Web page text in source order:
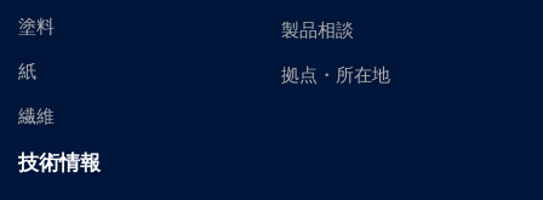
塗料
紙
繊維
技術情報
製品相談
拠点・所在地